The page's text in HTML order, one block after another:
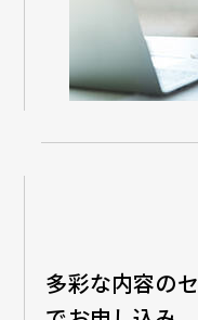
多彩な内容の